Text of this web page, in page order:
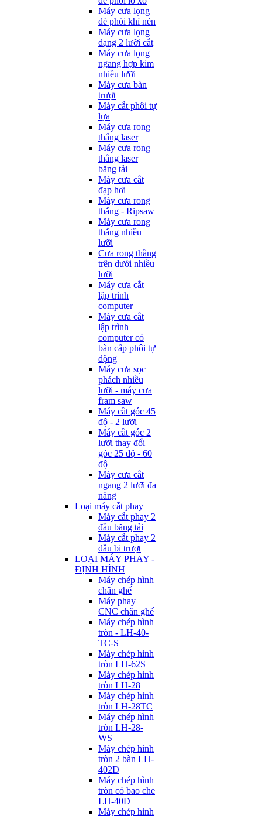
Máy cưa lọng
đè phôi khí nén
Máy cưa lọng
dạng 2 lưỡi cắt
Máy cưa lọng
ngang hợp kim
nhiều lưỡi
Máy cưa bàn
trượt
Máy cắt phôi tự
lựa
Máy cưa rong
thẳng laser
Máy cưa rong
thẳng laser
băng tải
Máy cưa cắt
đạp hơi
Máy cưa rong
thẳng - Ripsaw
Máy cưa rong
thẳng nhiều
lưỡi
Cưa rong thẳng
trên dưới nhiều
lưỡi
Máy cưa cắt
lập trình
computer
Máy cưa cắt
lập trình
computer có
bàn cấp phôi tự
động
Máy cưa sọc
phách nhiều
lưỡi - máy cưa
fram saw
Máy cắt góc 45
độ - 2 lưỡi
Máy cắt góc 2
lưỡi thay đổi
góc 25 độ - 60
độ
Máy cưa cắt
ngang 2 lưỡi đa
năng
Loại máy cắt phay
Máy cắt phay 2
đầu băng tải
Máy cắt phay 2
đầu bi trượt
LOẠI MÁY PHAY -
ĐỊNH HÌNH
Máy chép hình
chân ghế
Máy phay
CNC chân ghế
Máy chép hình
tròn - LH-40-
TC-S
Máy chép hình
tròn LH-62S
Máy chép hình
tròn LH-28
Máy chép hình
tròn LH-28TC
Máy chép hình
tròn LH-28-
WS
Máy chép hình
tròn 2 bàn LH-
402D
Máy chép hình
tròn có bao che
LH-40D
Máy chép hình